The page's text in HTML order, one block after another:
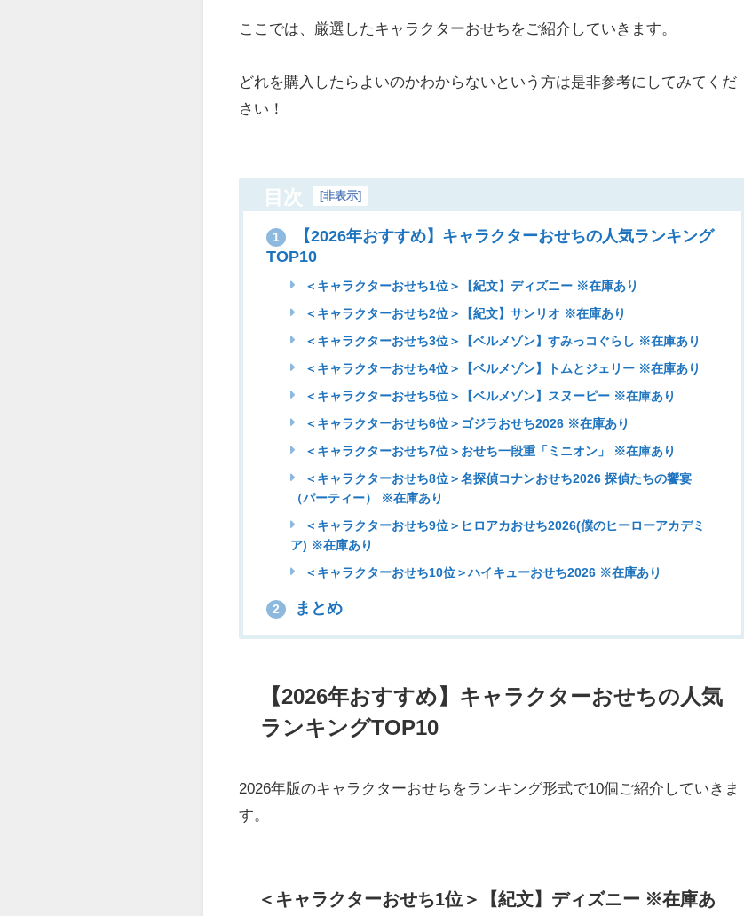
ここでは、厳選したキャラクターおせちをご紹介していきます。
どれを購入したらよいのかわからないという方は是非参考にしてみてくだ
さい！
目次 [非表示]
1
【2026年おすすめ】キャラクターおせちの人気ランキング
TOP10
＜キャラクターおせち1位＞【紀文】ディズニー ※在庫あり
＜キャラクターおせち2位＞【紀文】サンリオ ※在庫あり
＜キャラクターおせち3位＞【ベルメゾン】すみっコぐらし ※在庫あり
＜キャラクターおせち4位＞【ベルメゾン】トムとジェリー ※在庫あり
＜キャラクターおせち5位＞【ベルメゾン】スヌーピー ※在庫あり
＜キャラクターおせち6位＞ゴジラおせち2026 ※在庫あり
＜キャラクターおせち7位＞おせち一段重「ミニオン」 ※在庫あり
＜キャラクターおせち8位＞名探偵コナンおせち2026 探偵たちの饗宴
（パーティー） ※在庫あり
＜キャラクターおせち9位＞ヒロアカおせち2026(僕のヒーローアカデミ
ア) ※在庫あり
＜キャラクターおせち10位＞ハイキューおせち2026 ※在庫あり
2 まとめ
【2026年おすすめ】キャラクターおせちの人気
ランキングTOP10
2026年版のキャラクターおせちをランキング形式で10個ご紹介していきま
す。
＜キャラクターおせち1位＞【紀文】ディズニー ※在庫あ